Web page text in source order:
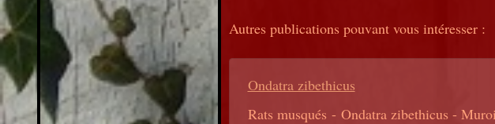
Autres publications pouvant vous intéresser :
Ondatra zibethicus
Rats musqués - Ondatra zibethicus -